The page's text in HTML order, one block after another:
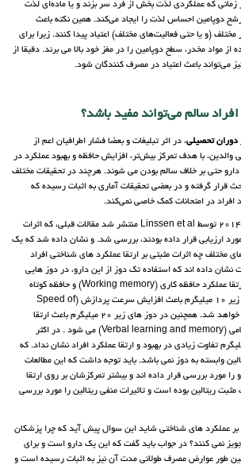
که عملکردی لذت بخش از فرد سر بزند و یا ماده‌ای لذت
دوپامین احساس لذت را ایجاد می‌کند. همین نکته باعث
(و یا حتی فعالیت‌های مختلف) اعتیاد پیدا کنند. زیرا برای
مواد مخدر، سطح دوپامین را در مغز خود بالا می برند. دقیقا از
می‌تواند باعث اعتیاد در مصرف کنندگان شود.
سالم می‌تواند مفید باشد؟
دوران تحصیلی، در اثر تبلیغات و بعضا فشار اطرافیان اعم از
با هدف تمرکز بیش‌تر، افزایش حافظه و بهبود عملکرد در
دارو حتی بر خلاف سالم بودن می شوند. هرچند در تحقیقات مختلف
قرار گرفته و در بعضی تحقیقات آماری به اثبات رسیده که
افراد در امتحانات کمک خاصی نمی‌کند.
در مقاله review که در سال 2014 توسط Linssen et al منتشر شد مقالات قبلی، که اثرات
مورد ارزیابی قرار داده بودند، بررسی شد. و نشان داده شد که یک
های مختلف چه اثرات مثبتی بر ارتقا عملکرد های شناختی افراد
نشان داده اند که استفاده تک دوز از این دارو، در دوز هایی
بین 10 تا 20 میلیگرم باعث ارتقا عملکرد حافظه کاری (Working memory) و حافظه کوتاه
مدت خواهد شد. در دوز های زیر 10 میلیگرم باعث افزایش سرعت پردازش (Speed of
processing) در افراد سالم خواهد شد. همچنین در دوز های زیر 20 میلیگرم باعث ارتقا
عملکرد های مرتبط با حافظه کلامی (Verbal learning and memory) می شود . در اکثر
دوز های بالای 20 میلیگرم تفاوت زیادی در بهبود و ارتقا عملکرد افراد نشان نداد. که
وابسته به دوز نمی باشد. باید توجه داشت که این مطالعات
را مورد بررسی قرار داده اند و بیشتر تمرکزشان بر روی ارتقا
ریتالین بوده است و تاثیرات منفی ریتالین را مورد بررسی
بر عملکرد های شناختی شاید این سوال پیش آید که چرا پزشکان
نمی کنند؟ در جواب باید گفت که این یک دارو است و برای
طور عوارض مصرف طولانی مدت آن نیز به اثبات رسیده است و